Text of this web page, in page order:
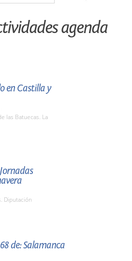
agenda
en Castilla y
las Batuecas. La
Diputación
de: Salamanca